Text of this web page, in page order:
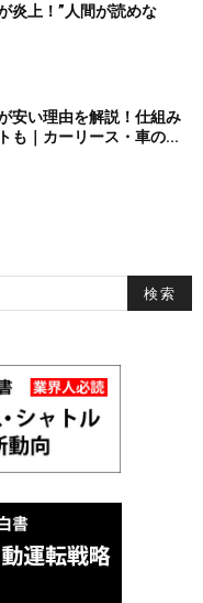
炎上！”人間が読めな
安い理由を解説！仕組み
も｜カーリース・車の...